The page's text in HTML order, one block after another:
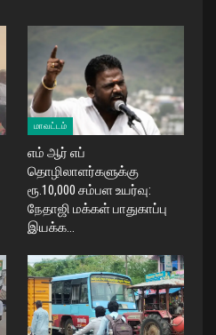
மாவட்டம்
எம் ஆர் எப்
தொழிலாளர்களுக்கு
ரூ.10,000 சம்பள உயர்வு:
நேதாஜி மக்கள் பாதுகாப்பு
இயக்க…